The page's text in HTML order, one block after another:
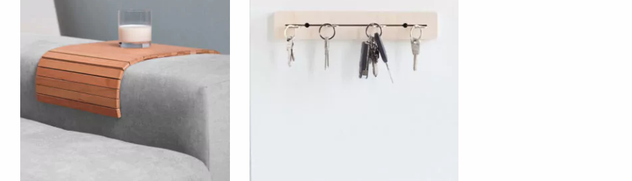
Se puede lavar en la lavadora a 30 grados y planchar a temperatura media. Es una prenda de gran calidad, elaborada con algodón orgánico.
MEDIDAS:
Mide 25 x 35 cm.
COLORES:
En este tamaño está disponible en salmón, mostaza y verde agua.
ENVÍO GRATIS:
El envío a España está incluido en el precio final y tarda de 6 a 8 días. A Europa tiene un coste de 18 euros y tarda de 8 a 10 días.